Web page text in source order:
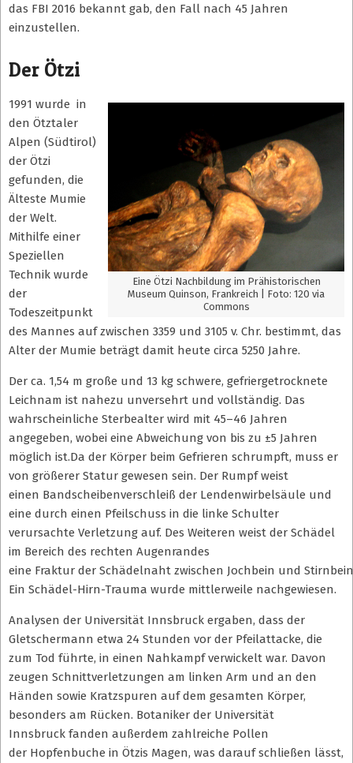
das FBI 2016 bekannt gab, den Fall nach 45 Jahren
einzustellen.
Der Ötzi
Eine Ötzi Nachbildung im Prähistorischen
Museum Quinson, Frankreich | Foto: 120 via
Commons
1991 wurde in
den Ötztaler
Alpen (Südtirol)
der Ötzi
gefunden, die
Älteste Mumie
der Welt.
Mithilfe einer
Speziellen
Technik wurde
der
Todeszeitpunkt
des Mannes auf zwischen 3359 und 3105 v. Chr. bestimmt, das
Alter der Mumie beträgt damit heute circa 5250 Jahre.
Der ca. 1,54 m große und 13 kg schwere, gefriergetrocknete
Leichnam ist nahezu unversehrt und vollständig. Das
wahrscheinliche Sterbealter wird mit 45–46 Jahren
angegeben, wobei eine Abweichung von bis zu ±5 Jahren
möglich ist.Da der Körper beim Gefrieren schrumpft, muss er
von größerer Statur gewesen sein. Der Rumpf weist
einen Bandscheibenverschleiß der Lendenwirbelsäule und
eine durch einen Pfeilschuss in die linke Schulter
verursachte Verletzung auf. Des Weiteren weist der Schädel
im Bereich des rechten Augenrandes
eine Fraktur der Schädelnaht zwischen Jochbein und
Ein Schädel-Hirn-Trauma wurde mittlerweile nachgewiesen.
Analysen der Universität Innsbruck ergaben, dass der
Gletschermann etwa 24 Stunden vor der Pfeilattacke, die
zum Tod führte, in einen Nahkampf verwickelt war. Davon
zeugen Schnittverletzungen am linken Arm und an den
Händen sowie Kratzspuren auf dem gesamten Körper,
besonders am Rücken. Botaniker der Universität
Innsbruck fanden außerdem zahlreiche Pollen
der Hopfenbuche in Ötzis Magen, was darauf schließen lässt,